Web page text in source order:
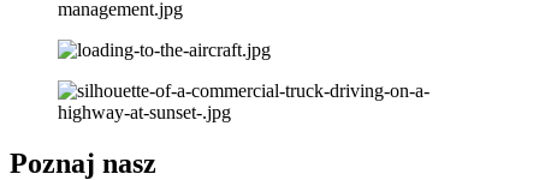
Poznaj nasz